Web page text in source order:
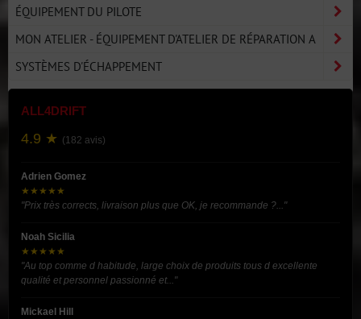
ÉQUIPEMENT DU PILOTE
MON ATELIER - ÉQUIPEMENT D'ATELIER DE RÉPARATION A
SYSTÈMES D'ÉCHAPPEMENT
ALL4DRIFT
4.9 ★ (182 avis)
Adrien Gomez
★★★★★
"Prix très corrects, livraison plus que OK, je recommande ?..."
Noah Sicilia
★★★★★
"Au top comme d habitude, large choix de produits tous d excellente
qualité et personnel passionné et..."
Mickael Hill